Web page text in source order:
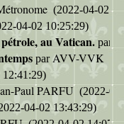
(2022-04-02
04-02 10:25:29)
au Vatican.par
parAVV-VVK
Paul PARFU (2022-
04-02 13:43:29)